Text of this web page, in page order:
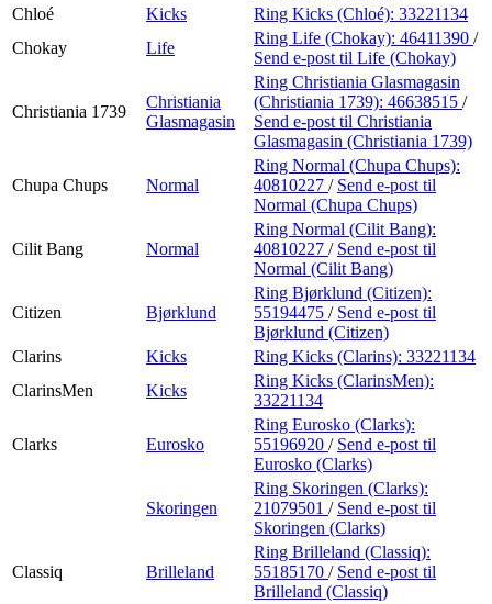
Chloé
Kicks Ring Kicks (Chloé): 33221134
Chokay
Life
Ring Life (Chokay): 46411390 /
Send e-post til Life (Chokay)
Christiania 1739
Christiania
Glasmagasin
Ring Christiania Glasmagasin
(Christiania 1739): 46638515 /
Send e-post til Christiania
Glasmagasin (Christiania 1739)
Chupa Chups Normal
Ring Normal (Chupa Chups):
40810227 / Send e-post til
Normal (Chupa Chups)
Cilit Bang Normal
Ring Normal (Cilit Bang):
40810227 / Send e-post til
Normal (Cilit Bang)
Citizen Bjørklund
Ring Bjørklund (Citizen):
55194475 / Send e-post til
Bjørklund (Citizen)
Clarins
Kicks Ring Kicks (Clarins): 33221134
ClarinsMen
Kicks
Ring Kicks (ClarinsMen):
33221134
Clarks Eurosko
Ring Eurosko (Clarks):
55196920 / Send e-post til
Eurosko (Clarks)
Skoringen
Ring Skoringen (Clarks):
21079501 / Send e-post til
Skoringen (Clarks)
Classiq Brilleland
Ring Brilleland (Classiq):
55185170 / Send e-post til
Brilleland (Classiq)